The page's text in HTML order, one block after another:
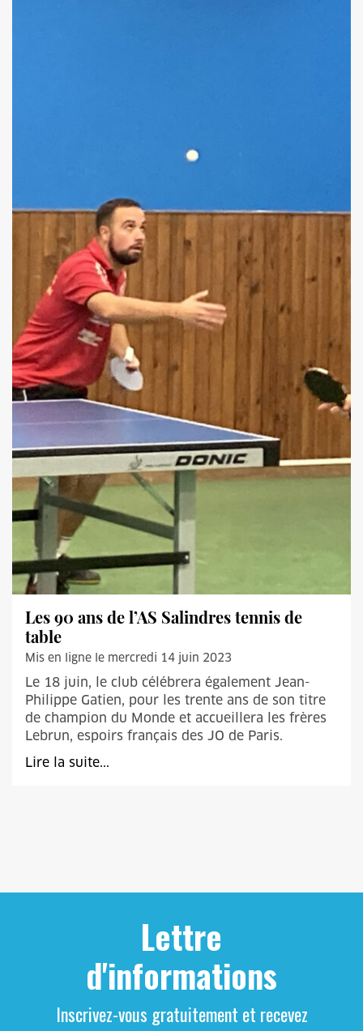
Les 90 ans de l’AS Salindres tennis de
table
Mis en ligne le mercredi 14 juin 2023
Le 18 juin, le club célébrera également Jean-
Philippe Gatien, pour les trente ans de son titre
de champion du Monde et accueillera les frères
Lebrun, espoirs français des JO de Paris.
Lire la suite...
Lettre
d'informations
Inscrivez-vous gratuitement et recevez